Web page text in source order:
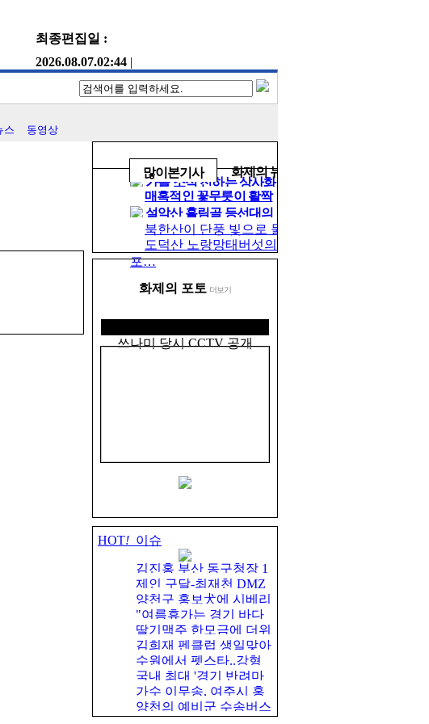
최종편집일 :
2026.08.07.02:44 |
스 동영상
많이본기사 화제의 뉴스
가을 소식 전하는 상사화
매혹적인 꽃무릇이 활짝
설악산 흘림골 등선대의 가
을바…
북한산이 단풍 빛으로 물든다
도덕산 노랑망태버섯의 멋진
포…
화제의 포토 더보기
쓰나미 당시 CCTV 공개
HOT! 이슈
김진홍 부산 동구청장 1
억 기부, 아…
제인 구달-최재천 DMZ
서 생태-평화 …
양천구 홍보犬에 시베리
안허스키 '부…
"여름휴가는 경기 바다
로"...8~16일 …
딸기맥주 한모금에 더위
싹!...시음…
김희재 펜클럽 생일맞아
또 기부...1…
수원에서 펫스타..강형
욱-박수홍 출…
국내 최대 '경기 반려마
루 여주' 7월…
가수 이무송, 여주시 홍
보대사에 위…
양천의 예비군 수송버스